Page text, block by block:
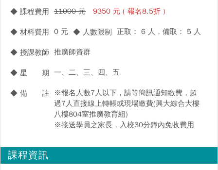
◆ 課程費用 11000 元 9350 元 ( 報名8.5折 )
◆ 材料費用 0 元 ◆ 人數限制 正取： 6 人，備取： 5 人
◆ 授課教師 推廣師資群
◆ 星 期 一、二、三、四、五
◆ 備 註
※報名人數7人以下，請等簡訊通知繳費，超
過7人直接線上轉帳或現場繳費(興大綜合大樓
八樓804室推廣教育組)
※接送學員之家長，入校30分鐘內免收費用
課程資訊